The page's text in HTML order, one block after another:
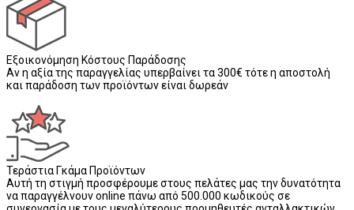
Εξοικονόμηση Κόστους Παράδοσης
Αν η αξία της παραγγελίας υπερβαίνει τα 300€ τότε η αποστολή
και παράδοση των προϊόντων είναι δωρεάν
Τεράστια Γκάμα Προϊόντων
Αυτή τη στιγμή προσφέρουμε στους πελάτες μας την δυνατότητα
να παραγγέλνουν online πάνω από 500.000 κωδικούς σε